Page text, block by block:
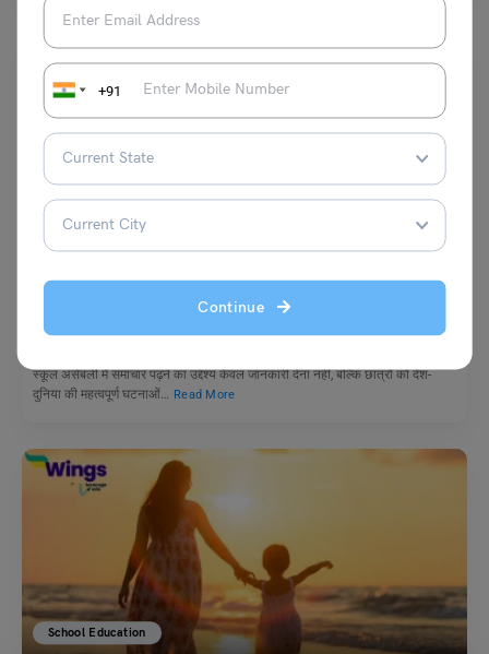
+91
Continue
School Education
नीरज March 16, 2026
स्कूल असेंबली में समाचार पढ़ने का उद्देश्य केवल जानकारी देना नहीं, बल्कि छात्रों को देश-
दुनिया की महत्वपूर्ण घटनाओं…
Read More
School Education